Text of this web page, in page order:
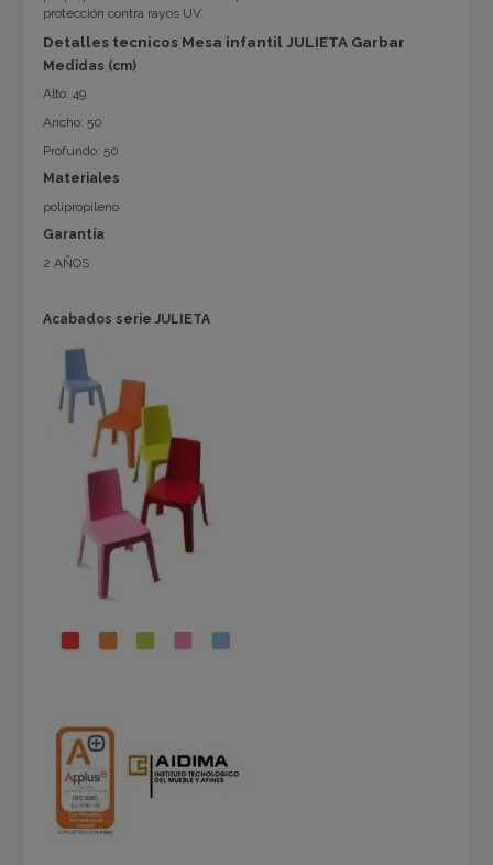
protección contra rayos UV.
Detalles tecnicos Mesa infantil JULIETA Garbar
Medidas (cm)
Alto: 49
Ancho: 50
Profundo: 50
Materiales
polipropileno
Garantía
2 AÑOS
Acabados serie JULIETA